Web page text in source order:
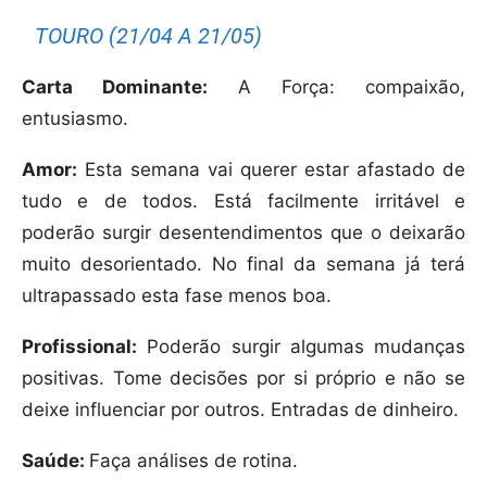
TOURO (21/04 A 21/05)
Carta Dominante: A Força: compaixão,
entusiasmo.
Amor: Esta semana vai querer estar afastado de
tudo e de todos. Está facilmente irritável e
poderão surgir desentendimentos que o deixarão
muito desorientado. No final da semana já terá
ultrapassado esta fase menos boa.
Profissional: Poderão surgir algumas mudanças
positivas. Tome decisões por si próprio e não se
deixe influenciar por outros. Entradas de dinheiro.
Saúde: Faça análises de rotina.